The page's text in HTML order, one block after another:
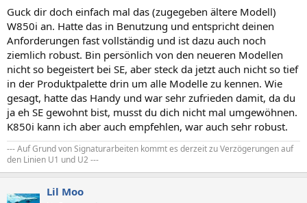
Guck dir doch einfach mal das (zugegeben ältere Modell)
W850i an. Hatte das in Benutzung und entspricht deinen
Anforderungen fast vollständig und ist dazu auch noch
ziemlich robust. Bin persönlich von den neueren Modellen
nicht so begeistert bei SE, aber steck da jetzt auch nicht so tief
in der Produktpalette drin um alle Modelle zu kennen. Wie
gesagt, hatte das Handy und war sehr zufrieden damit, da du
ja eh SE gewohnt bist, musst du dich nicht mal umgewöhnen.
K850i kann ich aber auch empfehlen, war auch sehr robust.
--- Auf Grund von Signaturarbeiten kommt es derzeit zu Verzögerungen auf
den Linien U1 und U2 ---
Lil Moo